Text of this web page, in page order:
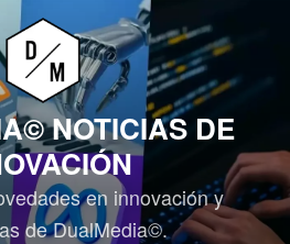
NOTICIAS DE
en innovación y
de DualMedia©.